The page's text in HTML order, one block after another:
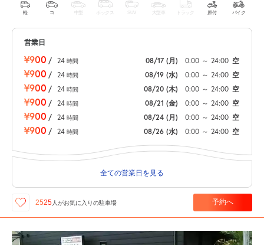
軽 コ 中型 ボックス SUV 大型車 トラック 原付 バイク
営業日
¥900 / 24 時間 08/17 (月) 0:00 ～ 24:00 空
¥900 / 24 時間 08/19 (水) 0:00 ～ 24:00 空
¥900 / 24 時間 08/20 (木) 0:00 ～ 24:00 空
¥900 / 24 時間 08/21 (金) 0:00 ～ 24:00 空
¥900 / 24 時間 08/24 (月) 0:00 ～ 24:00 空
¥900 / 24 時間 08/26 (水) 0:00 ～ 24:00 空
全ての営業日を見る
2525 人がお気に入りの駐車場 予約へ